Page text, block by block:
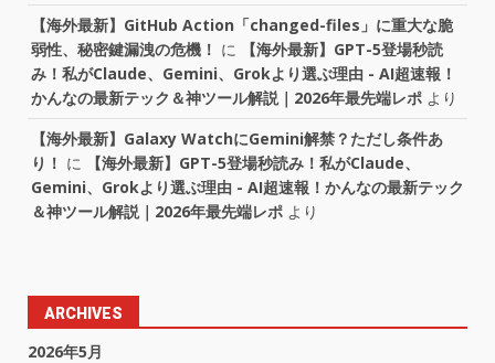
【海外最新】GitHub Action「changed-files」に重大な脆
弱性、秘密鍵漏洩の危機！ に
【海外最新】GPT-5登場秒読
み！私がClaude、Gemini、Grokより選ぶ理由 - AI超速報！
かんなの最新テック＆神ツール解説｜2026年最先端レポ より
【海外最新】Galaxy WatchにGemini解禁？ただし条件あ
り！ に
【海外最新】GPT-5登場秒読み！私がClaude、
Gemini、Grokより選ぶ理由 - AI超速報！かんなの最新テック
＆神ツール解説｜2026年最先端レポ より
ARCHIVES
2026年5月